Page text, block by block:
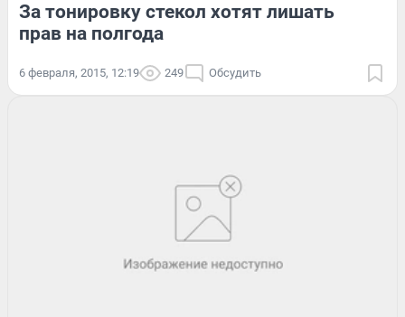
За тонировку стекол хотят лишать
прав на полгода
6 февраля, 2015, 12:19 249 Обсудить